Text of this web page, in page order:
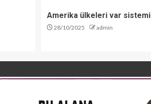
Amerika ülkeleri var sistemi
28/10/2025 admin